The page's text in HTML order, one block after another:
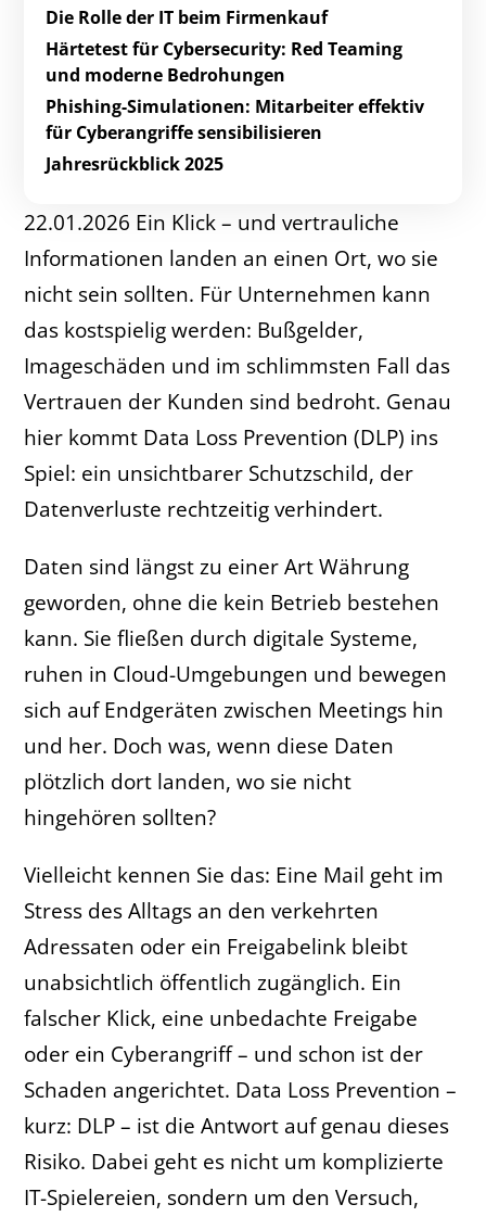
Die Rolle der IT beim Firmenkauf
Härtetest für Cybersecurity: Red Teaming
und moderne Bedrohungen
Phishing-Simulationen: Mitarbeiter effektiv
für Cyberangriffe sensibilisieren
Jahresrückblick 2025
22.01.2026 Ein Klick – und vertrauliche
Informationen landen an einen Ort, wo sie
nicht sein sollten. Für Unternehmen kann
das kostspielig werden: Bußgelder,
Imageschäden und im schlimmsten Fall das
Vertrauen der Kunden sind bedroht. Genau
hier kommt Data Loss Prevention (DLP) ins
Spiel: ein unsichtbarer Schutzschild, der
Datenverluste rechtzeitig verhindert.
Daten sind längst zu einer Art Währung
geworden, ohne die kein Betrieb bestehen
kann. Sie fließen durch digitale Systeme,
ruhen in Cloud-Umgebungen und bewegen
sich auf Endgeräten zwischen Meetings hin
und her. Doch was, wenn diese Daten
plötzlich dort landen, wo sie nicht
hingehören sollten?
Vielleicht kennen Sie das: Eine Mail geht im
Stress des Alltags an den verkehrten
Adressaten oder ein Freigabelink bleibt
unabsichtlich öffentlich zugänglich. Ein
falscher Klick, eine unbedachte Freigabe
oder ein Cyberangriff – und schon ist der
Schaden angerichtet. Data Loss Prevention –
kurz: DLP – ist die Antwort auf genau dieses
Risiko. Dabei geht es nicht um komplizierte
IT-Spielereien, sondern um den Versuch,